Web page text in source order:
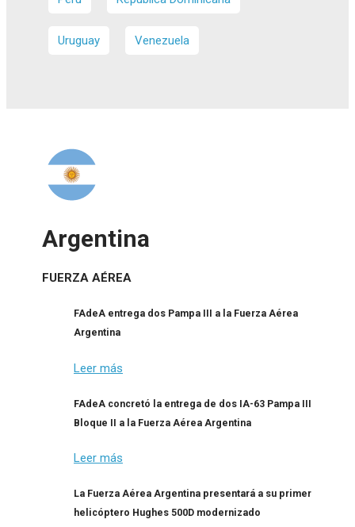
Uruguay Venezuela
Argentina
FUERZA AÉREA
FAdeA entrega dos Pampa III a la Fuerza Aérea
Argentina
Leer más
FAdeA concretó la entrega de dos IA-63 Pampa III
Bloque II a la Fuerza Aérea Argentina
Leer más
La Fuerza Aérea Argentina presentará a su primer
helicóptero Hughes 500D modernizado